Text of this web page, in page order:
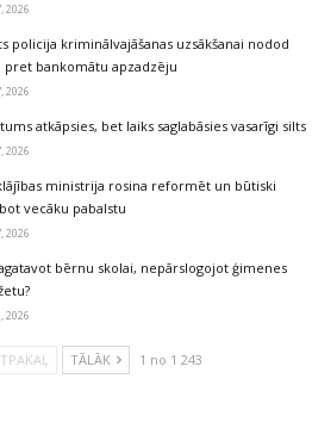
2026
policija kriminālvajāšanas uzsākšanai nodod
pret bankomātu apzadzēju
2026
atkāpsies, bet laiks saglabāsies vasarīgi silts
2026
ministrija rosina reformēt un būtiski
vecāku pabalstu
2026
bērnu skolai, nepārslogojot ģimenes
2026
TĀLĀK 1 no 1 243